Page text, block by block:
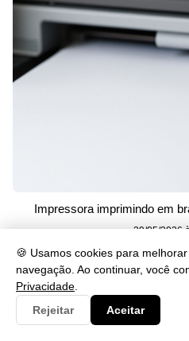
🍪 Usamos cookies para
navegação. Ao continuar, você
Privacidade
Rejeitar
Aceitar
Impressora imprimindo em
29/05/2026